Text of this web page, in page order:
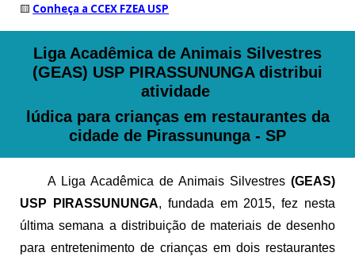
🟨 Conheça a CCEX FZEA USP
Liga Acadêmica de Animais Silvestres
(GEAS) USP PIRASSUNUNGA distribui
atividade
lúdica para crianças em restaurantes da
cidade de Pirassununga - SP
A Liga Acadêmica de Animais Silvestres(GEAS)
USP PIRASSUNUNGA, fundada em 2015, fez nesta
última semana a distribuição de materiais de desenho
para entretenimento de crianças em dois restaurantes